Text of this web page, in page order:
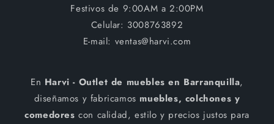
Festivos de 9:00AM a 2:00PM
Celular: 3008763892
E-mail: ventas@harvi.com
En Harvi - Outlet de muebles en Barranquilla,
diseñamos y fabricamos muebles, colchones y
comedores con calidad, estilo y precios justos para